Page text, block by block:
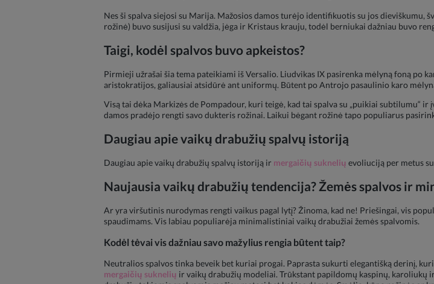
Nes ši spalva siejosi su Marija. Mažosios damos turėjo identifikuotis su jos dieviškumu,
rožinė) buvo susijusi su valdžia, jėga ir Kristaus krauju, todėl berniukai dažniau buvo
Taigi, kodėl spalvos buvo apkeistos?
Pirmieji užrašai šia tema pateikiami iš Versalio. Liudvikas IX pasirenka mėlyną foną po
aristokratijos, galiausiai atsidūrė ant uniformų. Būtent po Antrojo pasaulinio karo
Visą tai dėka Markizės de Pompadour, kuri teigė, kad tai spalva su „puikiai subtilumu“
damos pradėjo rengti savo dukteris rožinai. Laikui bėgant rožinė tapo populiarus
Daugiau apie vaikų drabužių spalvų istoriją
Daugiau apie vaikų drabužių spalvų istoriją ir mergaičių suknelių evoliuciją per metus
Naujausia vaikų drabužių tendencija? Žemės spalvos ir
Ar yra viršutinis nurodymas rengti vaikus pagal lytį? Žinoma, kad ne! Priešingai, vis
spaudimams. Vis labiau populiarėja minimalistiniai vaikų drabužiai žemės spalvomis.
Kodėl tėvai vis dažniau savo mažylius rengia būtent taip?
Neutralios spalvos tinka beveik bet kuriai progai. Paprasta sukurti elegantišką derinį,
mergaičių suknelių ir vaikų drabužių modeliai. Trūkstant papildomų kaspinų, karoliukų